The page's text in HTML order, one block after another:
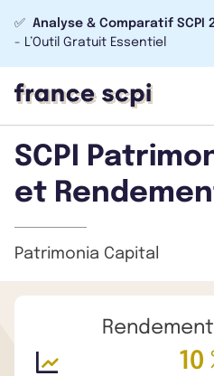
✅ Analyse & Comparatif SCPI
- L’Outil Gratuit Essentiel
SCPI
et
Patrimonia Capital
10